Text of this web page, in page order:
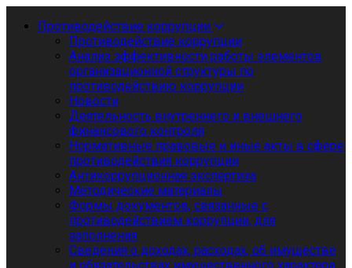
Противодействие коррупции
Противодействие коррупции
Анализ эффективности работы элементов
организационной структуры по
противодействию коррупции
Новости
Деятельность внутреннего и внешнего
финансового контроля
Нормативные правовые и иные акты в сфере
противодействия коррупции
Антикоррупционная экспертиза
Методические материалы
Формы документов, связанные с
противодействием коррупции, для
заполнения
Сведения о доходах, расходах, об имуществе